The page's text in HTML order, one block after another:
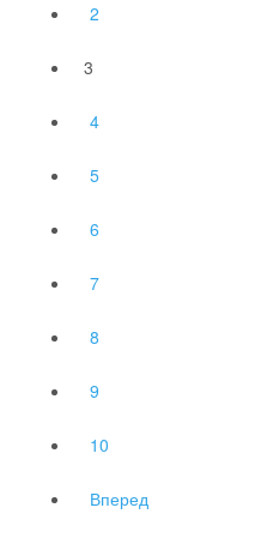
2
3
4
5
6
7
8
9
10
Вперед